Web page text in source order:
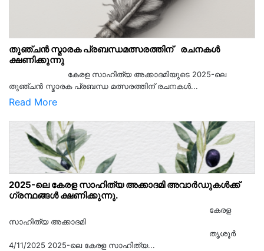
തുഞ്ചൻ സ്മാരക പ്രബന്ധമത്സരത്തിന് രചനകൾ
ക്ഷണിക്കുന്നു
കേരള സാഹിത്യ അക്കാദമിയുടെ 2025-ലെ
തുഞ്ചൻ സ്മാരക പ്രബന്ധ മത്സരത്തിന് രചനകൾ...
Read More
2025-ലെ കേരള സാഹിത്യ അക്കാദമി അവാർഡുകൾക്ക്
ഗ്രന്ഥങ്ങൾ ക്ഷണിക്കുന്നു.
കേരള
സാഹിത്യ അക്കാദമി
തൃശൂര്‍
4/11/2025 2025-ലെ കേരള സാഹിത്യ...